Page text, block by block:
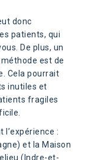
donc
patients, qui
De plus, un
est de
Cela pourrait
inutiles et
fragiles
l’expérience :
et la Maison
(Indre-et-